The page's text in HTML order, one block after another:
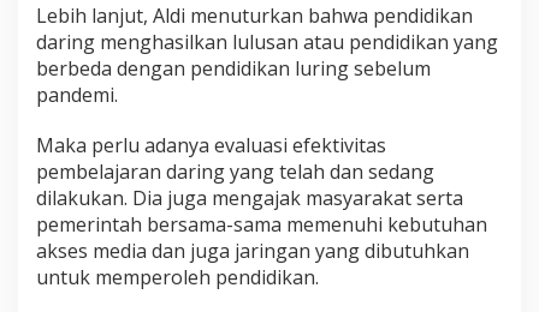
i
Lebih lanjut, Aldi menuturkan bahwa pendidikan
daring menghasilkan lulusan atau pendidikan yang
berbeda dengan pendidikan luring sebelum
pandemi.
Maka perlu adanya evaluasi efektivitas
pembelajaran daring yang telah dan sedang
dilakukan. Dia juga mengajak masyarakat serta
pemerintah bersama-sama memenuhi kebutuhan
akses media dan juga jaringan yang dibutuhkan
untuk memperoleh pendidikan.